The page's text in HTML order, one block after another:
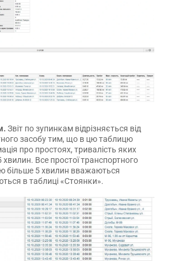
Звіт по зупинкам відрізняється від
засобу тим, що в цю таблицю
про простоях, тривалість яких
Все простої транспортного
більше 5 хвилин вважаються
в таблиці «Стоянки».